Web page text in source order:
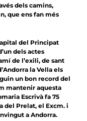
dels camins,
que ens fan més
del Principat
dels actes
de l’exili, de sant
la Vella els
un bon record del
mantenir aquesta
Escrivà fa 75
del Prelat, el Excm. i
a Andorra.